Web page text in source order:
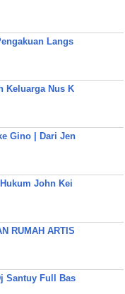
Langs
Keluarga Nus K
Gino | Dari Jen
John Kei
RUMAH ARTIS
Santuy Full Bas